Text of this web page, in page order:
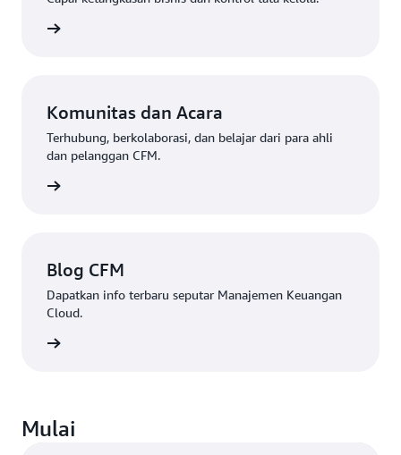
Komunitas dan Acara
Terhubung, berkolaborasi, dan belajar dari para ahli
dan pelanggan CFM.
Blog CFM
Dapatkan info terbaru seputar Manajemen Keuangan
Cloud.
Mulai